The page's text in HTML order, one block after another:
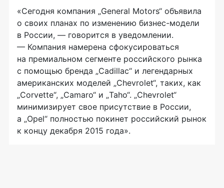
«Сегодня компания „General Motors“ объявила
о своих планах по изменению бизнес-модели
в России, — говорится в уведомлении.
— Компания намерена сфокусироваться
на премиальном сегменте российского рынка
с помощью бренда „Cadillac“ и легендарных
американских моделей „Chevrolet“, таких, как
„Corvette“, „Camaro“ и „Taho“. „Chevrolet“
минимизирует свое присутствие в России,
а „Opel“ полностью покинет российский рынок
к концу декабря 2015 года».